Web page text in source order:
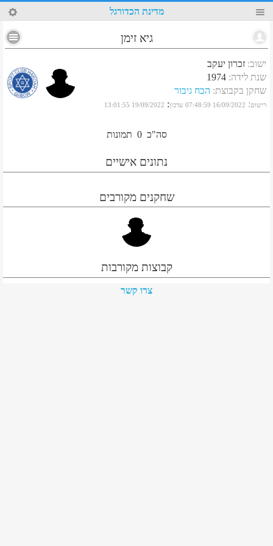
47 מדינת הכדורגל
גיא זימן
ישוב: זכרון יעקב
שנת לידה:
1974
שחקן בקבוצת: הכח גיבור
רישום:
16/09/2022 07:48:59 עדכון:
19/09/2022 13:01:55
סה"כ 0 תמונות
נתונים אישיים
שחקנים מקורבים
קבוצות מקורבות
צרו קשר